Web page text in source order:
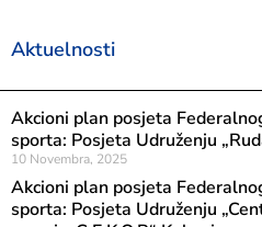
Aktuelnosti
Akcioni plan posjeta
sporta: Posjeta Udruženju
10 Novembra, 2025
Akcioni plan posjeta
sporta: Posjeta Udruženju